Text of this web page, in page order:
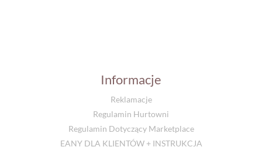
Informacje
Reklamacje
Regulamin Hurtowni
Regulamin Dotyczący Marketplace
EANY DLA KLIENTÓW + INSTRUKCJA